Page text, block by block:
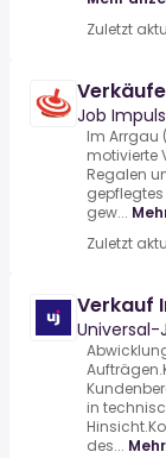
Zuletzt
Job Impuls
Im Arrgau
motivierte
Regalen
gew...
Zuletzt
Verkauf
Universal-
in
des...